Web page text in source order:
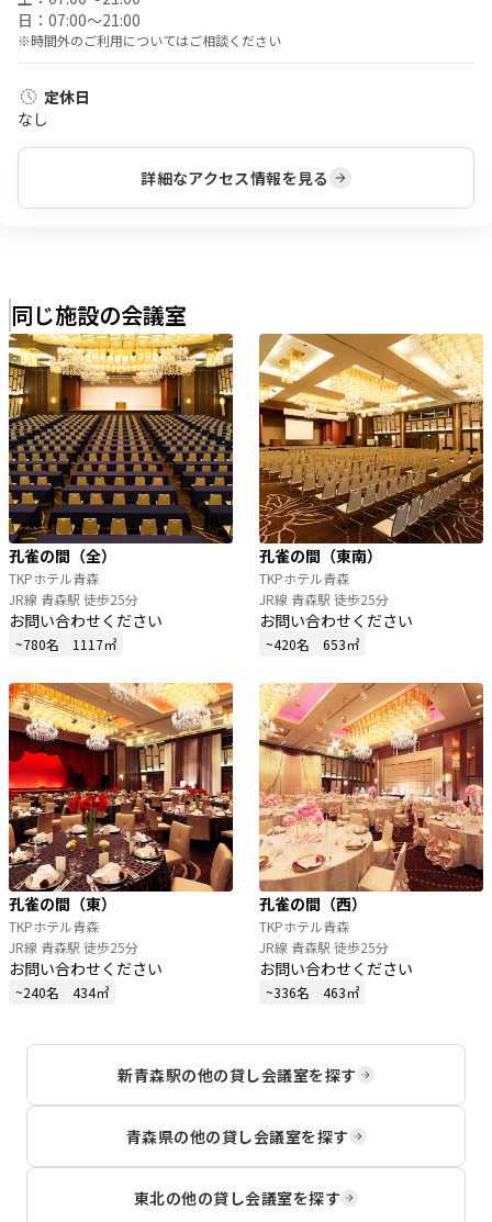
日： 07:00〜21:00
※時間外のご利用についてはご相談ください
定休日
なし
詳細なアクセス情報を見る
同じ施設の会議室
孔雀の間（全）
TKPホテル青森
JR線 青森駅 徒歩25分
お問い合わせください
~780名 1117㎡
孔雀の間（東南）
TKPホテル青森
JR線 青森駅 徒歩25分
お問い合わせください
~420名 653㎡
孔雀の間（東）
TKPホテル青森
JR線 青森駅 徒歩25分
お問い合わせください
~240名 434㎡
孔雀の間（西）
TKPホテル青森
JR線 青森駅 徒歩25分
お問い合わせください
~336名 463㎡
新青森駅の他の貸し会議室を探す
青森県の他の貸し会議室を探す
東北の他の貸し会議室を探す